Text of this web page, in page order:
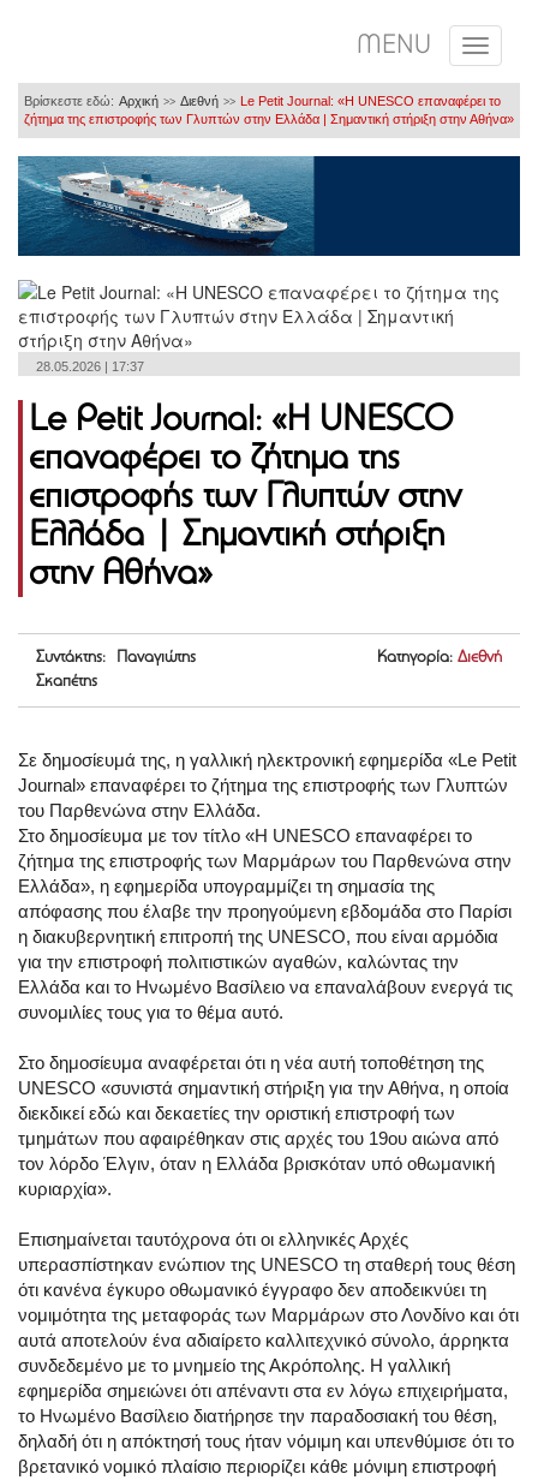
MENU
Βρίσκεστε εδώ: Αρχική >> Διεθνή >> Le Petit Journal: «Η UNESCO επαναφέρει το
ζήτημα της επιστροφής των Γλυπτών στην Ελλάδα | Σημαντική στήριξη στην Αθήνα»
28.05.2026 | 17:37
Le Petit Journal: «Η UNESCO
επαναφέρει το ζήτημα της
επιστροφής των Γλυπτών στην
Ελλάδα | Σημαντική στήριξη
στην Αθήνα»
Συντάκτης: Παναγιώτης
Σκαπέτης
Κατηγορία: Διεθνή
Σε δημοσίευμά της, η γαλλική ηλεκτρονική εφημερίδα «Le Petit
Journal» επαναφέρει το ζήτημα της επιστροφής των Γλυπτών
του Παρθενώνα στην Ελλάδα.
Στο δημοσίευμα με τον τίτλο «Η UNESCO επαναφέρει το
ζήτημα της επιστροφής των Μαρμάρων του Παρθενώνα στην
Ελλάδα», η εφημερίδα υπογραμμίζει τη σημασία της
απόφασης που έλαβε την προηγούμενη εβδομάδα στο Παρίσι
η διακυβερνητική επιτροπή της UNESCO, που είναι αρμόδια
για την επιστροφή πολιτιστικών αγαθών, καλώντας την
Ελλάδα και το Ηνωμένο Βασίλειο να επαναλάβουν ενεργά τις
συνομιλίες τους για το θέμα αυτό.
Στο δημοσίευμα αναφέρεται ότι η νέα αυτή τοποθέτηση της
UNESCO «συνιστά σημαντική στήριξη για την Αθήνα, η οποία
διεκδικεί εδώ και δεκαετίες την οριστική επιστροφή των
τμημάτων που αφαιρέθηκαν στις αρχές του 19ου αιώνα από
τον λόρδο Έλγιν, όταν η Ελλάδα βρισκόταν υπό οθωμανική
κυριαρχία».
Επισημαίνεται ταυτόχρονα ότι οι ελληνικές Αρχές
υπερασπίστηκαν ενώπιον της UNESCO τη σταθερή τους θέση
ότι κανένα έγκυρο οθωμανικό έγγραφο δεν αποδεικνύει τη
νομιμότητα της μεταφοράς των Μαρμάρων στο Λονδίνο και ότι
αυτά αποτελούν ένα αδιαίρετο καλλιτεχνικό σύνολο, άρρηκτα
συνδεδεμένο με το μνημείο της Ακρόπολης. Η γαλλική
εφημερίδα σημειώνει ότι απέναντι στα εν λόγω επιχειρήματα,
το Ηνωμένο Βασίλειο διατήρησε την παραδοσιακή του θέση,
δηλαδή ότι η απόκτησή τους ήταν νόμιμη και υπενθύμισε ότι το
βρετανικό νομικό πλαίσιο περιορίζει κάθε μόνιμη επιστροφή